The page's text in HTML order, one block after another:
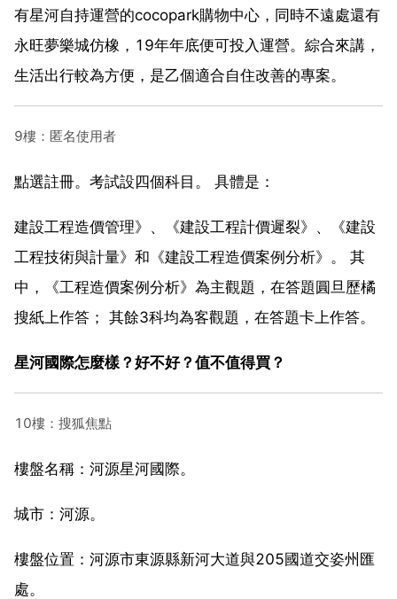
有星河自持運營的cocopark購物中心，同時不遠處還有
永旺夢樂城仿橡，19年年底便可投入運營。綜合來講，
生活出行較為方便，是乙個適合自住改善的專案。
9樓：匿名使用者
點選註冊。考試設四個科目。 具體是：
建設工程造價管理》、《建設工程計價遲裂》、《建設
工程技術與計量》和《建設工程造價案例分析》。 其
中，《工程造價案例分析》為主觀題，在答題圓旦歷橘
搜紙上作答； 其餘3科均為客觀題，在答題卡上作答。
星河國際怎麼樣？好不好？值不值得買？
10樓：搜狐焦點
樓盤名稱：河源星河國際。
城市：河源。
樓盤位置：河源市東源縣新河大道與205國道交姿州匯
處。